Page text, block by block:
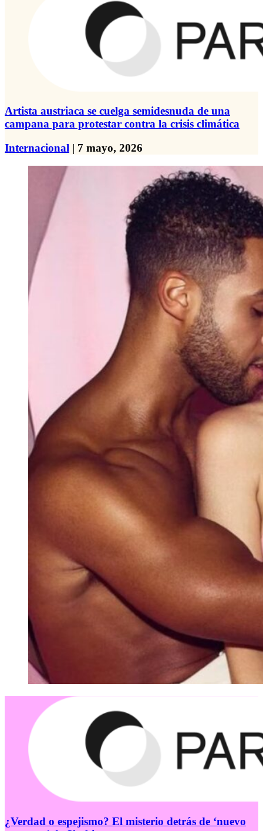
Artista austriaca se cuelga semidesnuda de una
campana para protestar contra la crisis climática
Internacional | 7 mayo, 2026
¿Verdad o espejismo? El misterio detrás de ‘nuevo